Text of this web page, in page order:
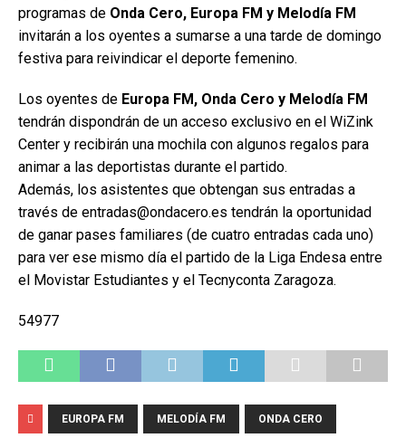
programas de Onda Cero, Europa FM y Melodía FM
invitarán a los oyentes a sumarse a una tarde de domingo
festiva para reivindicar el deporte femenino.
Los oyentes de Europa FM, Onda Cero y Melodía FM
tendrán dispondrán de un acceso exclusivo en el WiZink
Center y recibirán una mochila con algunos regalos para
animar a las deportistas durante el partido.
Además, los asistentes que obtengan sus entradas a
través de entradas@ondacero.es tendrán la oportunidad
de ganar pases familiares (de cuatro entradas cada uno)
para ver ese mismo día el partido de la Liga Endesa entre
el Movistar Estudiantes y el Tecnyconta Zaragoza.
54977
EUROPA FM MELODÍA FM ONDA CERO